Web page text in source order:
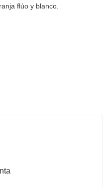
flúo y blanco.